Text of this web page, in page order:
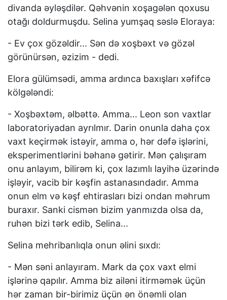
divanda əyləşdilər. Qəhvənin xoşagələn qoxusu
otağı doldurmuşdu. Selina yumşaq səslə Eloraya:
- Ev çox gözəldir... Sən də xoşbəxt və gözəl
görünürsən, əzizim - dedi.
Elora gülümsədi, amma ardınca baxışları xəfifcə
kölgələndi:
- Xoşbəxtəm, əlbəttə. Amma... Leon son vaxtlar
laboratoriyadan ayrılmır. Darin onunla daha çox
vaxt keçirmək istəyir, amma o, hər dəfə işlərini,
eksperimentlərini bəhanə gətirir. Mən çalışıram
onu anlayım, bilirəm ki, çox lazımlı layihə üzərində
işləyir, vacib bir kəşfin astanasındadır. Amma
onun elm və kəşf ehtirasları bizi ondan məhrum
buraxır. Sanki cismən bizim yanmızda olsa da,
ruhən bizi tərk edib, Selina...
Selina mehribanlıqla onun əlini sıxdı:
- Mən səni anlayıram. Mark da çox vaxt elmi
işlərinə qapılır. Amma biz ailəni itirməmək üçün
hər zaman bir-birimiz üçün ən önəmli olan